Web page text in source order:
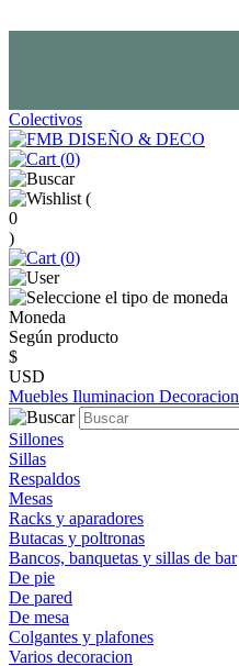
Colectivos
(0)
(
0
)
(0)
Moneda
Según producto
$
USD
Muebles Iluminacion Decoracion
Sillones
Sillas
Respaldos
Mesas
Racks y aparadores
Butacas y poltronas
Bancos, banquetas y sillas de bar
De pie
De pared
De mesa
Colgantes y plafones
Varios decoracion